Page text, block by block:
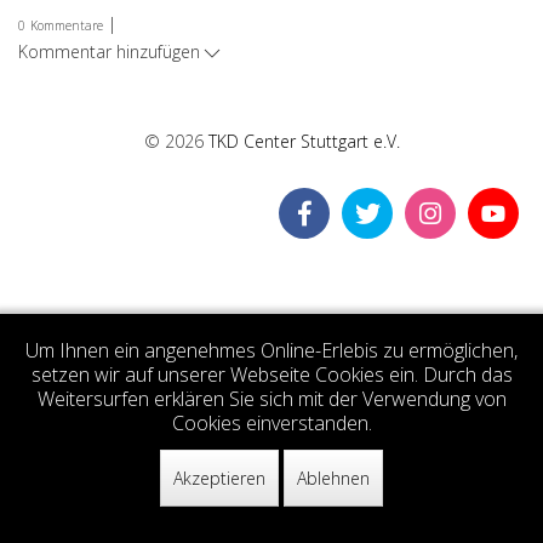
0 Kommentare |
Kommentar hinzufügen
© 2026TKD Center Stuttgart e.V.
Um Ihnen ein angenehmes Online-Erlebis zu ermöglichen,
setzen wir auf unserer Webseite Cookies ein. Durch das
Weitersurfen erklären Sie sich mit der Verwendung von
Cookies einverstanden.
Akzeptieren Ablehnen